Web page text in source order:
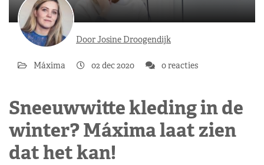
Door Josine Droogendijk
Máxima 02 dec 2020 0 reacties
Sneeuwwitte kleding in de
winter? Máxima laat zien
dat het kan!